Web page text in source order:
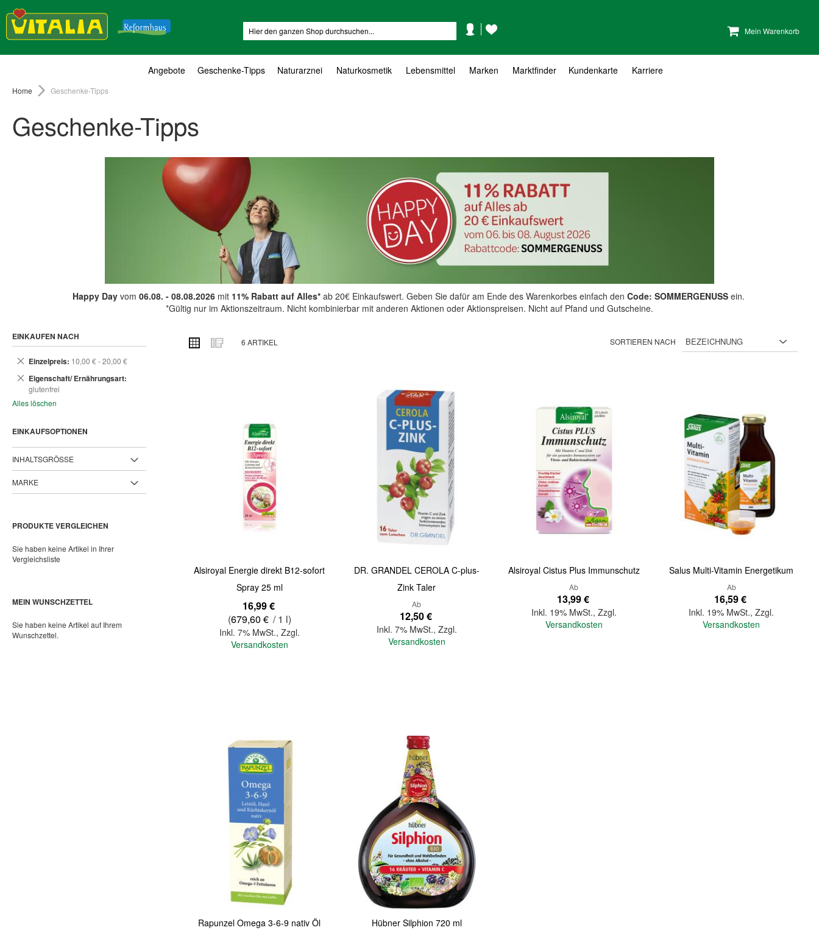
Mein Warenkorb
KontoWunschzettel
Angebote Geschenke-Tipps Naturarznei Naturkosmetik Lebensmittel Marken Marktfinder Kundenkarte Karriere
Home Geschenke-Tipps
Geschenke-Tipps
Happy Dayvom 06.08. - 08.08.2026mit 11% Rabatt auf Alles*ab 20€ Einkaufswert. Geben Sie dafür am Ende des Warenkorbes einfach den Code: SOMMERGENUSSein.
*Gültig nur im Aktionszeitraum. Nicht kombinierbar mit anderen Aktionen oder Aktionspreisen. Nicht auf Pfand und Gutscheine.
ANSICHT
ALS
Raster Liste
6 ARTIKEL SORTIEREN NACH
Alsiroyal Energie direkt B12-sofort
Spray 25 ml
16,99 €
(679,60 € / 1 l)
Inkl. 7% MwSt., Zzgl.
Versandkosten
DR. GRANDEL CEROLA C-plus-
Zink Taler
Ab
12,50 €
Inkl. 7% MwSt., Zzgl.
Versandkosten
Quickview
Alsiroyal Cistus Plus Immunschutz
Ab
13,99 €
Inkl. 19% MwSt., Zzgl.
Versandkosten
Salus Multi-Vitamin Energetikum
Ab
16,59 €
Inkl. 19% MwSt.,Zzgl.
Versandkosten
Rapunzel Omega 3-6-9 nativ Öl
Hübner Silphion 720 ml
EINKAUFEN NACH
Einzelpreis 10,00 € - 20,00 €
Dies
Eigenschaft/ Ernährungsart
glutenfrei
Dies
entfernen
Alles löschen
EINKAUFSOPTIONEN
INHALTSGRÖSSE
MARKE
PRODUKTE VERGLEICHEN
Sie haben keine Artikel in Ihrer
Vergleichsliste
MEIN WUNSCHZETTEL
Sie haben keine Artikel auf Ihrem
Wunschzettel.